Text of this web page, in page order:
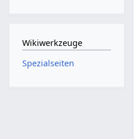
Wikiwerkzeuge
Spezialseiten